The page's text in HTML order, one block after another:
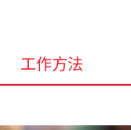
工作方法